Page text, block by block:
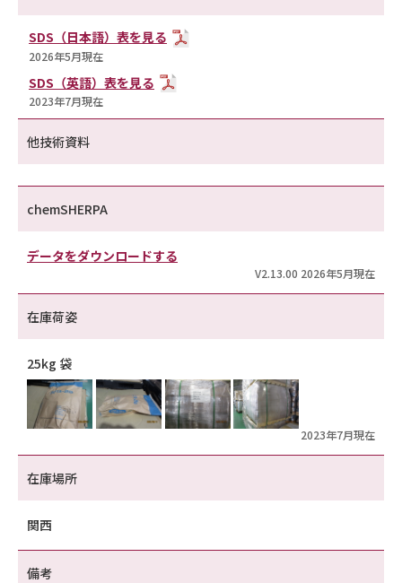
SDS（日本語）表を見る
2026年5月現在
SDS（英語）表を見る
2023年7月現在
他技術資料
chemSHERPA
データをダウンロードする
V2.13.00 2026年5月現在
在庫荷姿
25kg 袋
2023年7月現在
在庫場所
関西
備考